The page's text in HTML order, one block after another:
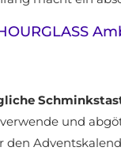
und
den